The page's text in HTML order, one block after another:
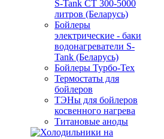
S-Tank СТ 300-5000
литров (Беларусь)
Бойлеры
электрические - баки
водонагреватели S-
Tank (Беларусь)
Бойлеры Турбо-Тех
Термостаты для
бойлеров
ТЭНы для бойлеров
косвенного нагрева
Титановые аноды